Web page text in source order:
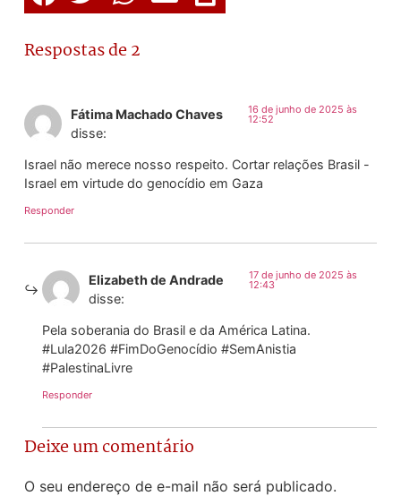
Respostas de 2
Fátima Machado Chaves
disse:
16 de junho de 2025 às
12:52
Israel não merece nosso respeito. Cortar relações Brasil -
Israel em virtude do genocídio em Gaza
Responder
Elizabeth de Andrade
disse:
17 de junho de 2025 às
12:43
Pela soberania do Brasil e da América Latina.
#Lula2026 #FimDoGenocídio #SemAnistia
#PalestinaLivre
Responder
Deixe um comentário
O seu endereço de e-mail não será publicado.